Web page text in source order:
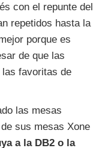
con el repunte del
repetidos hasta la
porque es
de que las
favoritas de
las mesas
sus mesas Xone
a la DB2 o la